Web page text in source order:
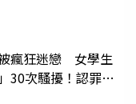
瘋狂迷戀 女學生
30次騷擾！認罪免